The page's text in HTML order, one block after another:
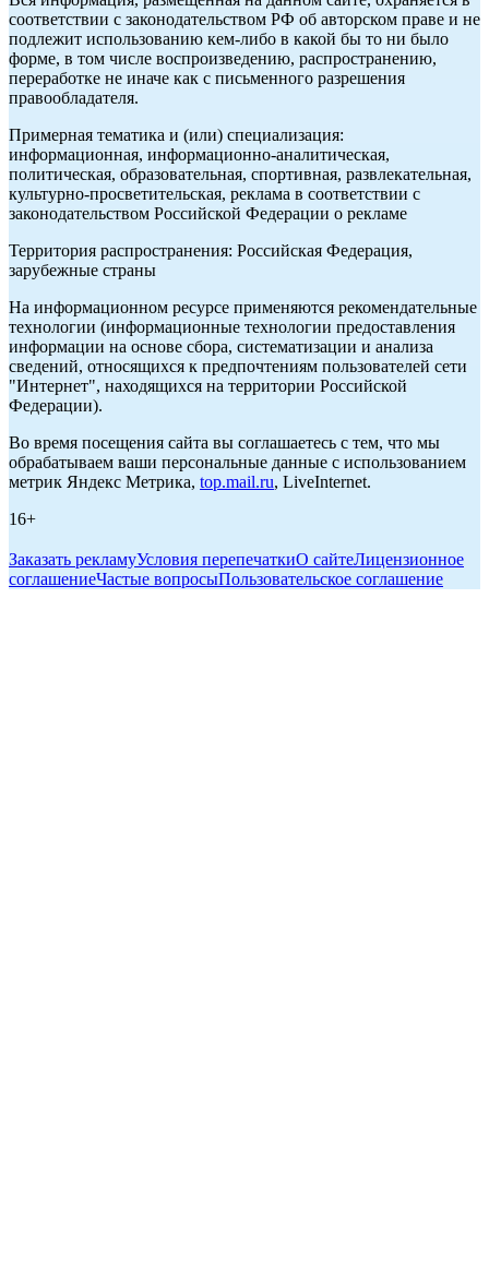
соответствии с законодательством РФ об авторском праве и не
подлежит использованию кем-либо в какой бы то ни было
форме, в том числе воспроизведению, распространению,
переработке не иначе как с письменного разрешения
правообладателя.
Примерная тематика и (или) специализация:
информационная, информационно-аналитическая,
политическая, образовательная, спортивная, развлекательная,
культурно-просветительская, реклама в соответствии с
законодательством Российской Федерации о рекламе
Территория распространения: Российская Федерация,
зарубежные страны
На информационном ресурсе применяются рекомендательные
технологии (информационные технологии предоставления
информации на основе сбора, систематизации и анализа
сведений, относящихся к предпочтениям пользователей сети
"Интернет", находящихся на территории Российской
Федерации).
Во время посещения сайта вы соглашаетесь с тем, что мы
обрабатываем ваши персональные данные с использованием
метрик Яндекс Метрика, top.mail.ru, LiveInternet.
16+
Заказать рекламуУсловия перепечаткиО сайтеЛицензионное
соглашениеЧастые вопросыПользовательское соглашение